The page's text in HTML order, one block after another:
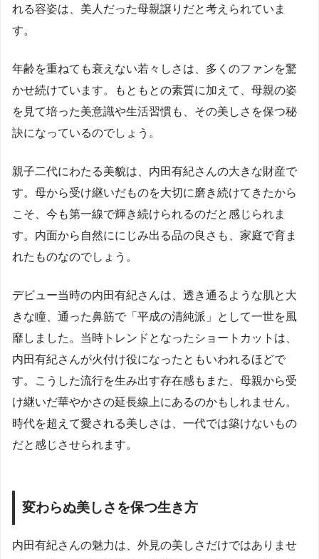
れる容姿は、美人だった母親譲りだと考えられていま
す。
年齢を重ねても衰えない若々しさは、多くのファンを驚
かせ続けています。もともとの素質に加えて、母親の姿
を見て培った美意識や生活習慣も、その美しさを保つ秘
訣になっているのでしょう。
親子二代にわたる美貌は、内田有紀さんの大きな財産で
す。母から受け継いだものを大切に磨き続けてきたから
こそ、今も第一線で輝き続けられるのだと感じられま
す。内面から自然ににじみ出る品の良さも、家庭で育ま
れたものなのでしょう。
デビュー当時の内田有紀さんは、透き通るような肌と大
きな瞳、通った鼻筋で「平成の清純派」として一世を風
靡しました。当時トレンドとなったショートカットは、
内田有紀さんが火付け役になったともいわれるほどで
す。こうした流行を生み出す存在感もまた、母親から受
け継いだ華やかさの延長線上にあるのかもしれません。
時代を超えて愛される美しさは、一代では築けないもの
だと感じさせられます。
変わらぬ美しさを保つ生き方
内田有紀さんの魅力は、外見の美しさだけではありませ